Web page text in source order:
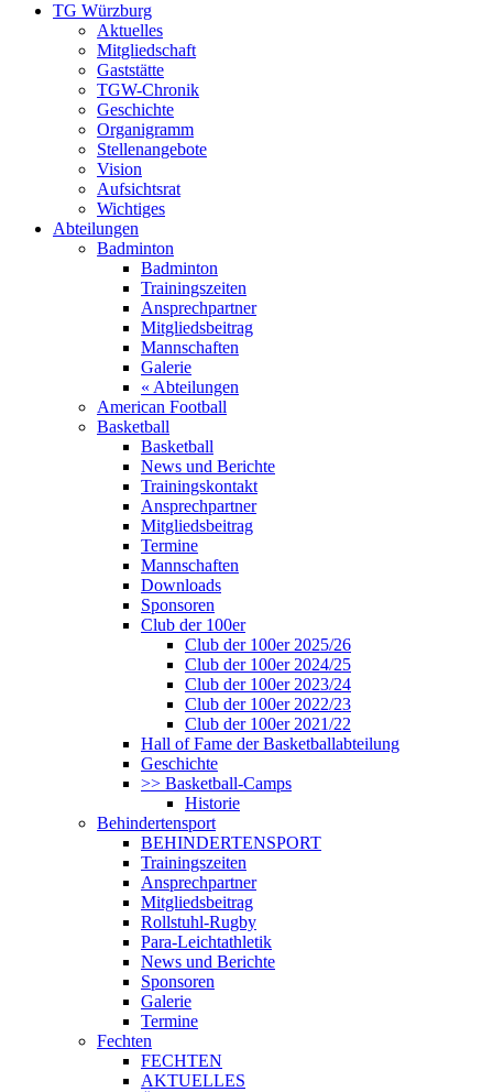
TG Würzburg
Aktuelles
Mitgliedschaft
Gaststätte
TGW-Chronik
Geschichte
Organigramm
Stellenangebote
Vision
Aufsichtsrat
Wichtiges
Abteilungen
Badminton
Badminton
Trainingszeiten
Ansprechpartner
Mitgliedsbeitrag
Mannschaften
Galerie
« Abteilungen
American Football
Basketball
Basketball
News und Berichte
Trainingskontakt
Ansprechpartner
Mitgliedsbeitrag
Termine
Mannschaften
Downloads
Sponsoren
Club der 100er
Club der 100er 2025/26
Club der 100er 2024/25
Club der 100er 2023/24
Club der 100er 2022/23
Club der 100er 2021/22
Hall of Fame der Basketballabteilung
Geschichte
>> Basketball-Camps
Historie
Behindertensport
BEHINDERTENSPORT
Trainingszeiten
Ansprechpartner
Mitgliedsbeitrag
Rollstuhl-Rugby
Para-Leichtathletik
News und Berichte
Sponsoren
Galerie
Termine
Fechten
FECHTEN
AKTUELLES